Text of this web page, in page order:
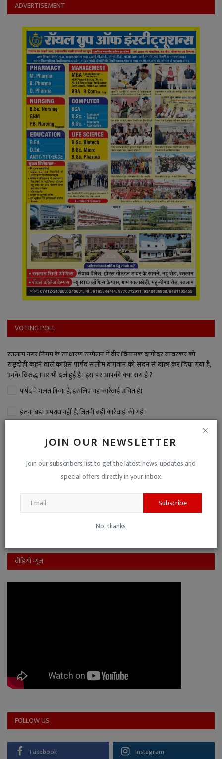
Language
English Hiindi
JOIN OUR NEWSLETTER
Join our subscribers list to get the latest news, updates and
special offers directly in your inbox
Subscribe
No, thanks
ADVERTISEMENT
VOTING POLL
रतलाम नगर निगम के साधारण सम्मेलन में वीर विनायक दामोदर सावरकर को
राष्ट्रदोही कहने वाले कांग्रेस पार्षद सलीम बागवान को सदन से बाहर कर दिया गया है,
उनके विरुद्ध FIR भी दर्ज हुई है। इस पर आपकी क्या राय है ?
पार्षद ने गलत किया है, इसलिए यह कार्रवाई उचित है।
इतना बड़ा अपराध नहीं है, जितनी बड़ी कार्रवाई की गई।
यह जनहित के मुद्दों से ध्यान भटकाने की साजिश है।
वीडियो न्यूज
FOLLOW US
Facebook Instagram